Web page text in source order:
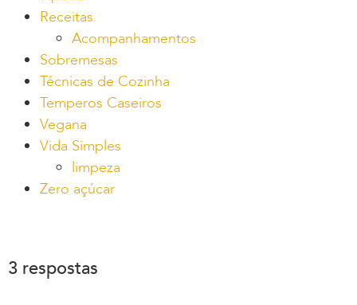
Receitas
Acompanhamentos
Sobremesas
Técnicas de Cozinha
Temperos Caseiros
Vegana
Vida Simples
limpeza
Zero açúcar
3 respostas